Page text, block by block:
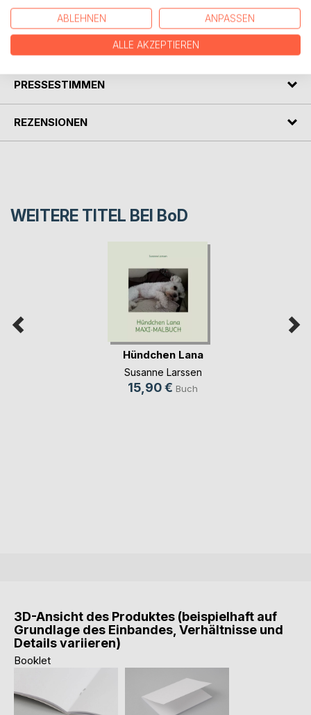
Ein tolles Ausmal-Buch für Kinder ab 5 Jahren!
PRESSESTIMMEN
REZENSIONEN
WEITERE TITEL BEI BoD
Hündchen Lana
Susanne Larssen
15,90 € Buch
3D-Ansicht des Produktes (beispielhaft auf
Grundlage des Einbandes, Verhältnisse und
Details variieren)
Booklet
ABLEHNEN ANPASSEN
ALLE AKZEPTIEREN